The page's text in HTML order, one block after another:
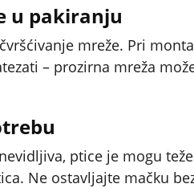
u pakiranju
mreže. Pri
– prozirna mreža
ptice je mogu
Ne ostavljajte mačku